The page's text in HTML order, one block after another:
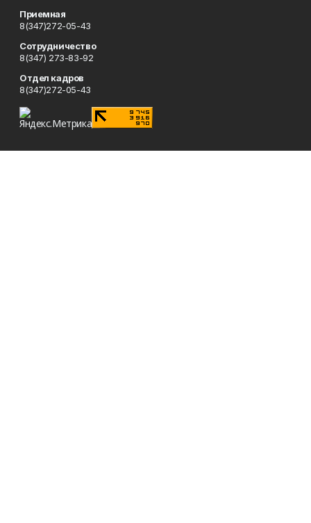
Приемная
8(347)272-05-43
Сотрудничество
8(347) 273-83-92
Отдел кадров
8(347)272-05-43